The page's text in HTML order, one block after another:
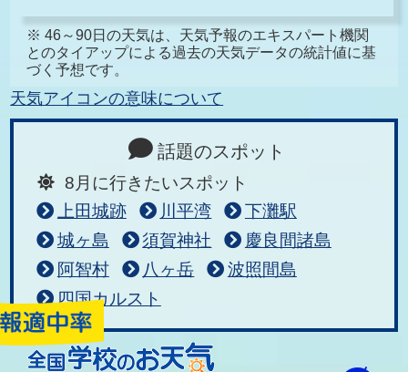
※ 46～90日の天気は、天気予報のエキスパート機関
とのタイアップによる過去の天気データの統計値に基
づく予想です。
天気アイコンの意味について
話題のスポット
8月に行きたいスポット
上田城跡
川平湾
下灘駅
城ヶ島
須賀神社
慶良間諸島
阿智村
八ヶ岳
波照間島
四国カルスト